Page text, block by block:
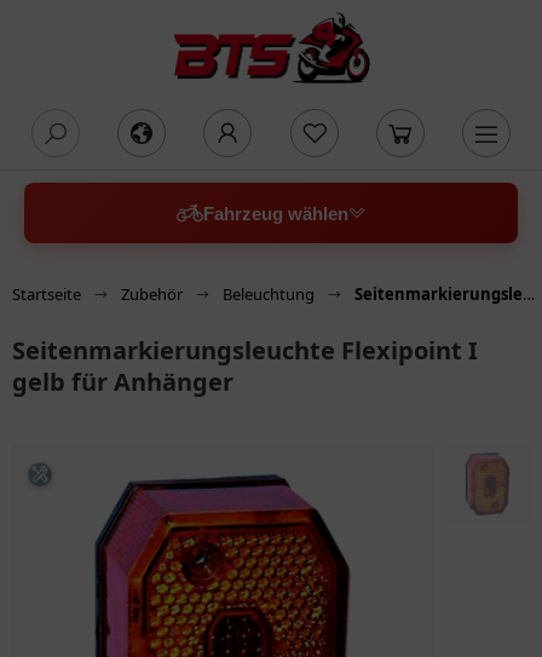
Fahrzeug wählen
Startseite Zubehör Beleuchtung Seitenmarkierungsleuchte Flexipoint I gelb für Anhänger
Seitenmarkierungsleuchte Flexipoint I
gelb für Anhänger